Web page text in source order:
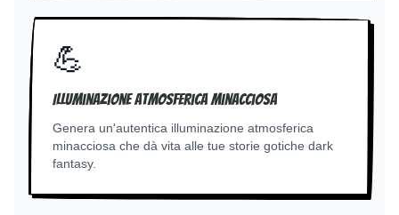
💪
Illuminazione atmosferica minacciosa
Genera un'autentica illuminazione atmosferica
minacciosa che dà vita alle tue storie gotiche dark
fantasy.